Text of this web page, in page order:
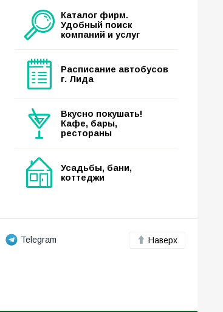
Каталог фирм.
Удобный поиск
компаний и услуг
Расписание автобусов
г. Лида
Вкусно покушать!
Кафе, бары,
рестораны
Усадьбы, бани,
коттеджи
Telegram
Наверх